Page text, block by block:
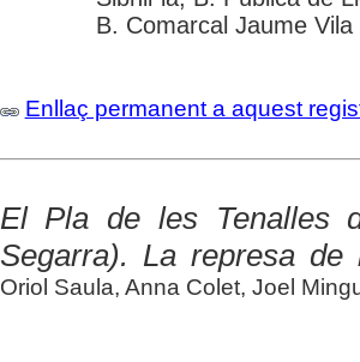
B. Comarcal Jaume
Enllaç permanent a aquest
El Pla de les Tenalles
Segarra). La represa de
Oriol Saula, Anna Colet, Joel